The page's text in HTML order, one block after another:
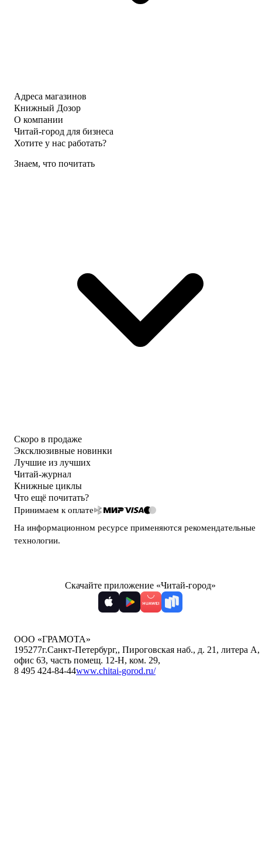
Адреса магазинов
Книжный Дозор
О компании
Читай-город для бизнеса
Хотите у нас работать?
Знаем, что почитать
Скоро в продаже
Эксклюзивные новинки
Лучшие из лучших
Читай-журнал
Книжные циклы
Что ещё почитать?
Принимаем к оплате
На информационном ресурсе применяются рекомендательные
технологии.
Скачайте приложение «Читай-город»
ООО «ГРАМОТА»
195277г.Санкт-Петербург,, Пироговская наб., д. 21, литера А,
офис 63, часть помещ. 12-Н, ком. 29,
8 495 424-84-44www.chitai-gorod.ru/